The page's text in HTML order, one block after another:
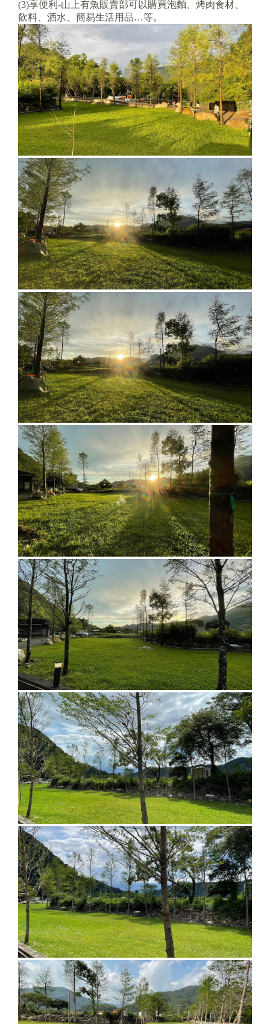
(3)享便利-山上有魚販賣部可以購買泡麵、烤肉食材、
飲料、酒水、簡易生活用品…等。